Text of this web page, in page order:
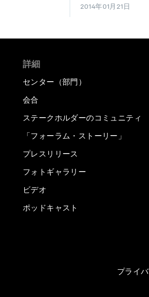
2014年01月21日
詳細
センター（部門）
会合
ステークホルダーのコミュニティ
「フォーラム・ストーリー」
プレスリリース
フォトギャラリー
ビデオ
ポッドキャスト
プライ